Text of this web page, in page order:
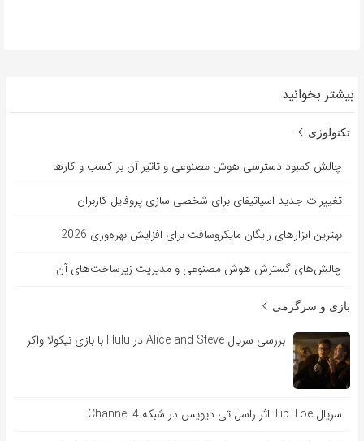
بیشتر بخوانید
تکنولوژی
چالش کمبود دسترسی هوش مصنوعی و تاثیر آن بر کسب و کارها
تغییرات جدید اسپاتیفای برای شخصی سازی پروفایل کاربران
بهترین ابزارهای رایگان مایکروسافت برای افزایش بهره‌وری 2026
چالش‌های گسترش هوش مصنوعی و مدیریت زیرساخت‌های آن
بازی و سرگرمی
بررسی سریال Alice and Steve در Hulu با بازی نیکولا واکر
سریال Tip Toe اثر راسل تی دیویس در شبکه Channel 4